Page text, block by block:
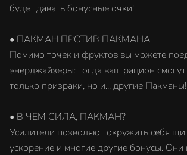
будет давать бонусные очки!
• ПАКМАН ПРОТИВ ПАКМАНА
Помимо точек и фруктов вы можете
энерджайзеры: тогда ваш рацион
только призраки, но и... другие Пакманы!
• В ЧЕМ СИЛА, ПАКМАН?
Усилители позволяют окружить себя
ускорение и многие другие бонусы. Они